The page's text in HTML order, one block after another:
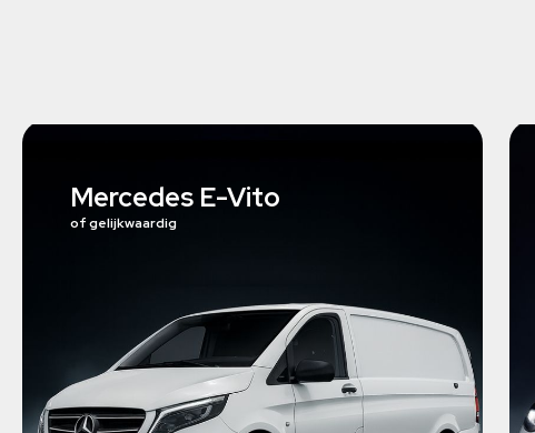
Mercedes E-Vito
of gelijkwaardig